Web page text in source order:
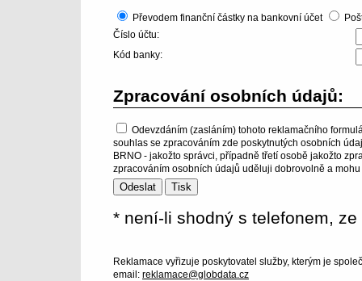
Převodem finanční částky na bankovní účet
Číslo účtu:
Kód banky:
Zpracování osobních údajů:
Odevzdáním (zasláním) tohoto reklamačního
souhlas se zpracováním zde poskytnutých osobních
BRNO - jakožto správci, případně třetí osobě jakožto
zpracováním osobních údajů uděluji dobrovolně a
* není-li shodný s telefonem,
Reklamace vyřizuje poskytovatel služby, kterým je
email: reklamace@globdata.cz